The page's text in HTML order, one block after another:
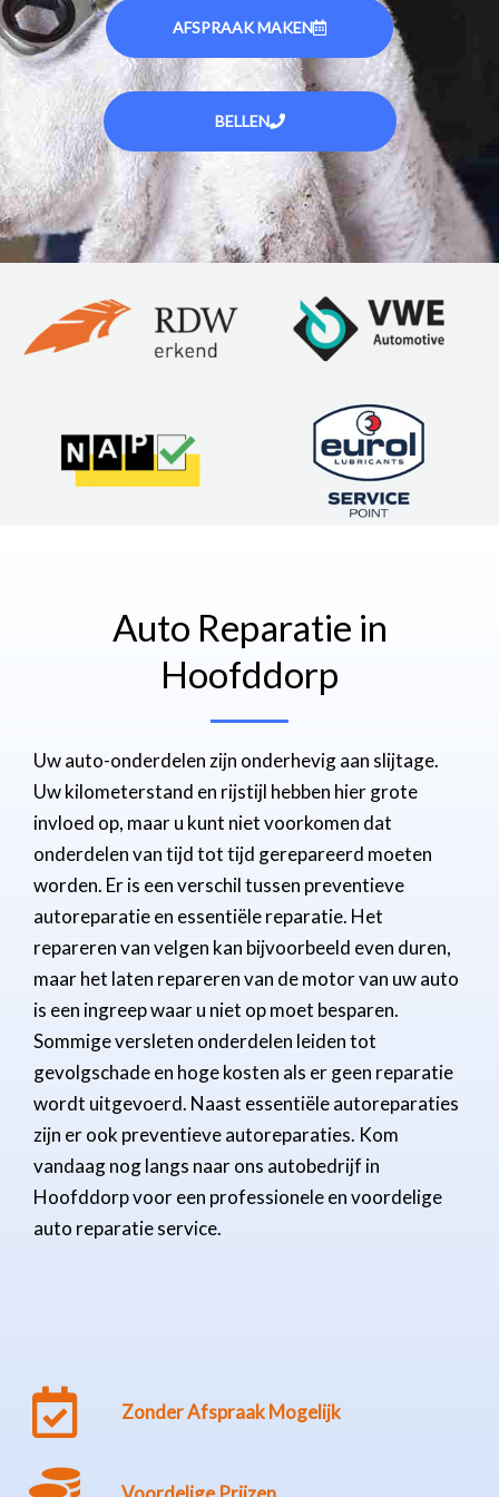
AFSPRAAK MAKEN
BELLEN
Auto Reparatie in
Hoofddorp
Uw auto-onderdelen zijn onderhevig aan slijtage.
Uw kilometerstand en rijstijl hebben hier grote
invloed op, maar u kunt niet voorkomen dat
onderdelen van tijd tot tijd gerepareerd moeten
worden. Er is een verschil tussen preventieve
autoreparatie en essentiële reparatie. Het
repareren van velgen kan bijvoorbeeld even duren,
maar het laten repareren van de motor van uw auto
is een ingreep waar u niet op moet besparen.
Sommige versleten onderdelen leiden tot
gevolgschade en hoge kosten als er geen reparatie
wordt uitgevoerd. Naast essentiële autoreparaties
zijn er ook preventieve autoreparaties. Kom
vandaag nog langs naar ons autobedrijf in
Hoofddorp voor een professionele en voordelige
auto reparatie service.
Zonder Afspraak Mogelijk